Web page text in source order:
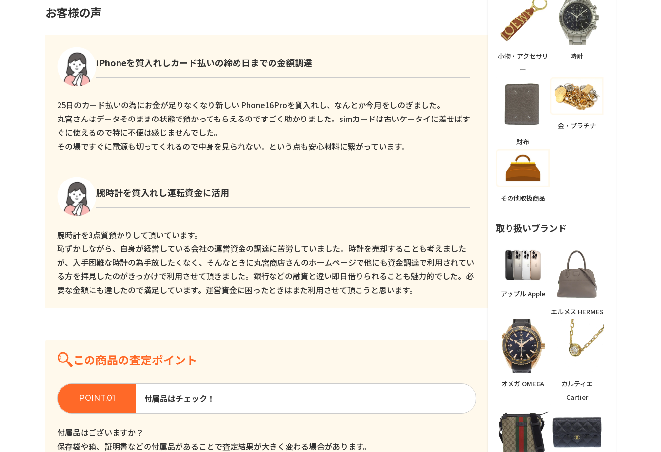
お客様の声
iPhoneを質入れしカード払いの締め日までの金額調達
25日のカード払いの為にお金が足りなくなり新しいiPhone16Proを質入れし、なんとか今月をしのぎました。
丸宮さんはデータそのままの状態で預かってもらえるのですごく助かりました。simカードは古いケータイに差せばす
ぐに使えるので特に不便は感じませんでした。
その場ですぐに電源も切ってくれるので中身を見られない。という点も安心材料に繋がっています。
腕時計を質入れし運転資金に活用
腕時計を3点質預かりして頂いています。
恥ずかしながら、自身が経営している会社の運営資金の調達に苦労していました。時計を売却することも考えました
が、入手困難な時計の為手放したくなく、そんなときに丸宮商店さんのホームページで他にも資金調達で利用されてい
る方を拝見したのがきっかけで利用させて頂きました。銀行などの融資と違い即日借りられることも魅力的でした。必
要な金額にも達したので満足しています。運営資金に困ったときはまた利用させて頂こうと思います。
この商品の査定ポイント
付属品はチェック！
付属品はございますか？
保存袋や箱、証明書などの付属品があることで査定結果が大きく変わる場合があります。
小物・アクセサリ
ー
時計
財布
金・プラチナ
その他取扱商品
取り扱いブランド
アップル Apple
エルメス HERMES
オメガ OMEGA
カルティエ
Cartier